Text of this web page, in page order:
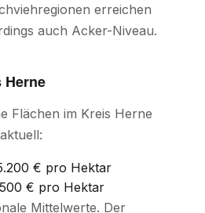
erreichen
auch Acker-Niveau.
Herne
Flächen im Kreis Herne
€ pro Hektar
€ pro Hektar
Mittelwerte. Der